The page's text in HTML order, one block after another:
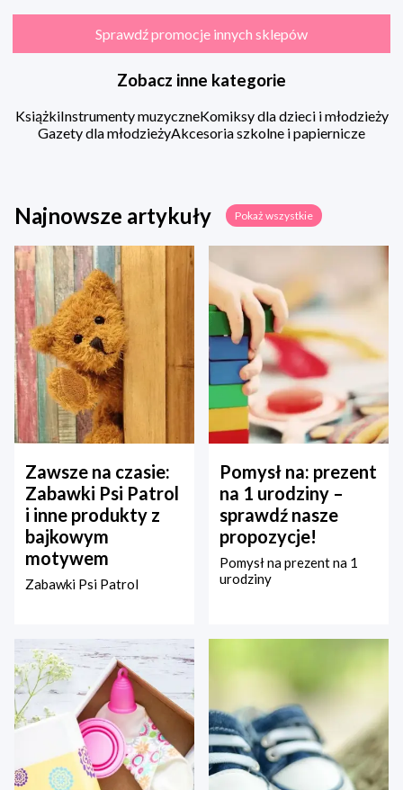
Sprawdź promocje innych sklepów
Zobacz inne kategorie
KsiążkiInstrumenty muzyczneKomiksy dla dzieci i młodzieży
Gazety dla młodzieżyAkcesoria szkolne i papiernicze
Najnowsze artykuły Pokaż wszystkie
Zawsze na czasie:
Zabawki Psi Patrol
i inne produkty z
bajkowym
motywem
Zabawki Psi Patrol
Pomysł na: prezent
na 1 urodziny –
sprawdź nasze
propozycje!
Pomysł na prezent na 1
urodziny